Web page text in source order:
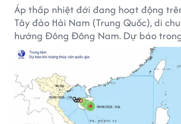
Áp thấp nhiệt đới đang hoạt động
Tây đảo Hải Nam (Trung Quốc), di
hướng Đông Đông Nam. Dự báo
thống này suy yếu dần thành vùng